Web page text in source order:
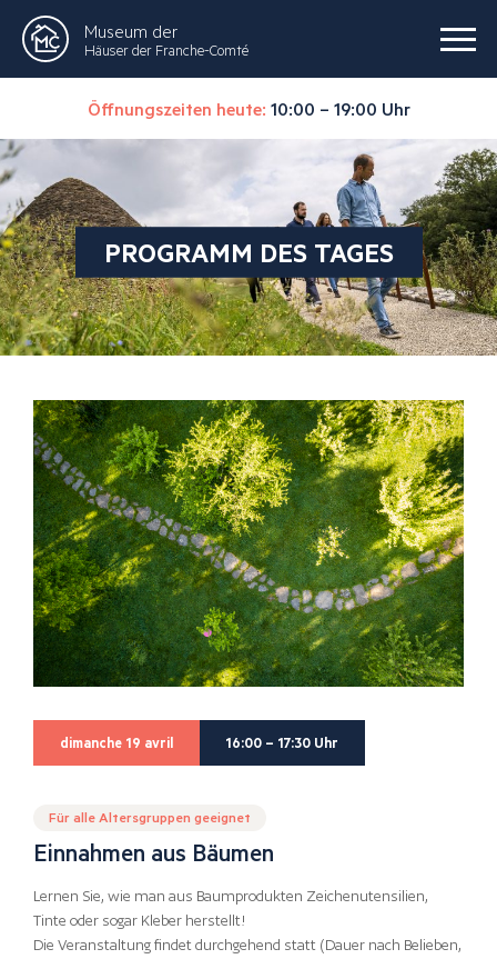
Museum der
Häuser der Franche-Comté
Öffnungszeiten heute: 10:00 – 19:00 Uhr
PROGRAMM DES TAGES
dimanche 19 avril 16:00 – 17:30 Uhr
Für alle Altersgruppen geeignet
Einnahmen aus Bäumen
Lernen Sie, wie man aus Baumprodukten Zeichenutensilien,
Tinte oder sogar Kleber herstellt!
Die Veranstaltung findet durchgehend statt (Dauer nach Belieben,